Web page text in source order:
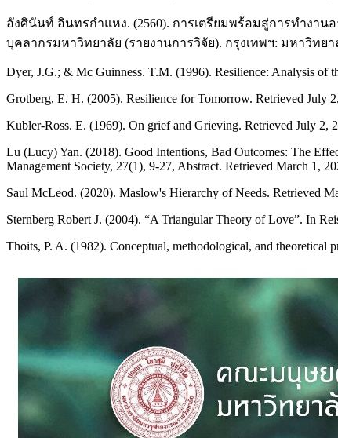
อังศินันท์ อินทรกำแหง. (2560). การเตรียมพร้อมสู่การทำงา
บุคลากรมหาวิทยาลัย (รายงานการวิจัย). กรุงเทพฯ: มหาวิทย
Dyer, J.G.; & Mc Guinness. T.M. (1996). Resilience: Analysis of
Grotberg, E. H. (2005). Resilience for Tomorrow. Retrieved July
Kubler-Ross. E. (1969). On grief and Grieving. Retrieved July 2,
Lu (Lucy) Yan. (2018). Good Intentions, Bad Outcomes: The
Management Society, 27(1), 9-27, Abstract. Retrieved March 1,
Saul McLeod. (2020). Maslow's Hierarchy of Needs. Retrieved
Sternberg Robert J. (2004). “A Triangular Theory of Love”. In
Thoits, P. A. (1982). Conceptual, methodological, and theoretical